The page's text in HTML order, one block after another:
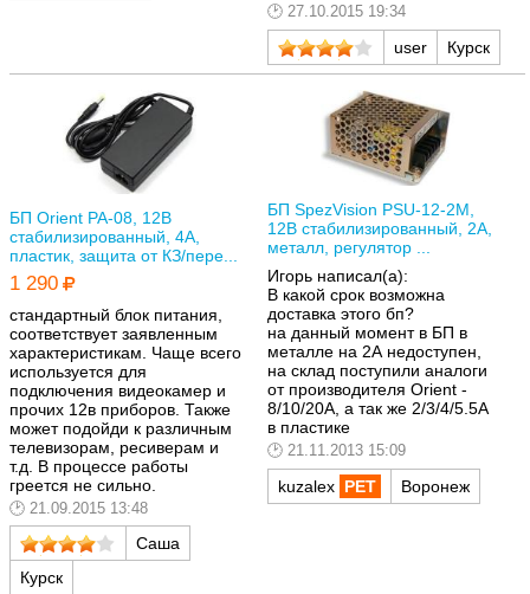
27.10.2015 19:34
user Курск
БП Orient PA-08, 12В
стабилизированный, 4А,
пластик, защита от КЗ/пере...
1 290
стандартный блок питания,
соответствует заявленным
характеристикам. Чаще всего
используется для
подключения видеокамер и
прочих 12в приборов. Также
может подойди к различным
телевизорам, ресиверам и
т.д. В процессе работы
греется не сильно.
21.09.2015 13:48
Саша
Курск
БП SpezVision PSU-12-2M,
12В стабилизированный, 2А,
металл, регулятор ...
Игорь написал(а):
В какой срок возможна
доставка этого бп?
на данный момент в БП в
металле на 2А недоступен,
на склад поступили аналоги
от производителя Orient -
8/10/20А, а так же 2/3/4/5.5А
в пластике
21.11.2013 15:09
kuzalex Воронеж